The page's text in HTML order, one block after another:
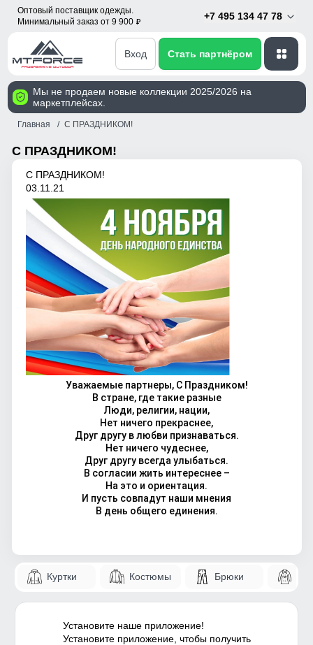
Оптовый поставщик одежды.
Минимальный заказ от 9 900 p
+7 495 134 47 78
Вход Стать партнёром
Мы не продаем новые коллекции 2025/2026 на
маркетплейсах.
Главная С ПРАЗДНИКОМ!
С ПРАЗДНИКОМ!
С ПРАЗДНИКОМ!
03.11.21
Уважаемые партнеры, С Праздником!
В стране, где такие разные
Люди, религии, нации,
Нет ничего прекраснее,
Друг другу в любви признаваться.
Нет ничего чудеснее,
Друг другу всегда улыбаться.
В согласии жить интереснее –
На это и ориентация.
И пусть совпадут наши мнения
В день общего единения.
Куртки Костюмы Брюки
Установите наше приложение!
Установите приложение, чтобы получить